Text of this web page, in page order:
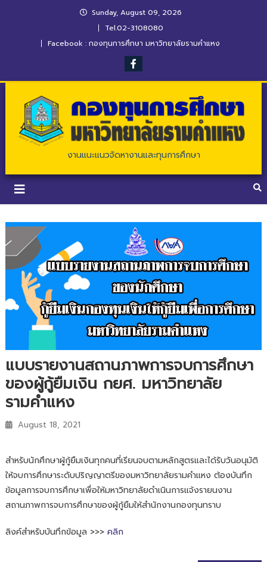
Sunday, August 09, 2026
Tel.02-3108080
Facebook : กองทุนการศึกษา มหาวิทยาลัยรามคำแหง
งานแนะแนวจัดหางานและทุนการศึกษา
แบบรายงานสถานภาพการจบการศึกษา
ของผู้กู้ยืมเงิน กยศ. มหาวิทยาลัย
รามคำแหง
August 18, 2021
สำหรับนักศึกษาผู้กู้ยืมเงินทุกคนที่เรียนจบตามหลักสูตรและได้รับวันอนุมัติ
ให้จบการศึกษาระดับปริญญาตรีของมหาวิทยาลัยรามคำแหง ต้องบันทึก
ข้อมูลการจบการศึกษาเพื่อให้มหาวิทยาลัยดำเนินการแจ้งรายนงาน
สถานภาพการจบการศึกษาของผู้กู้ยืมให้สำนักงานกองทุนทราบ
ลิงค์สำหรับบันทึกข้อมูล >>> คลิก